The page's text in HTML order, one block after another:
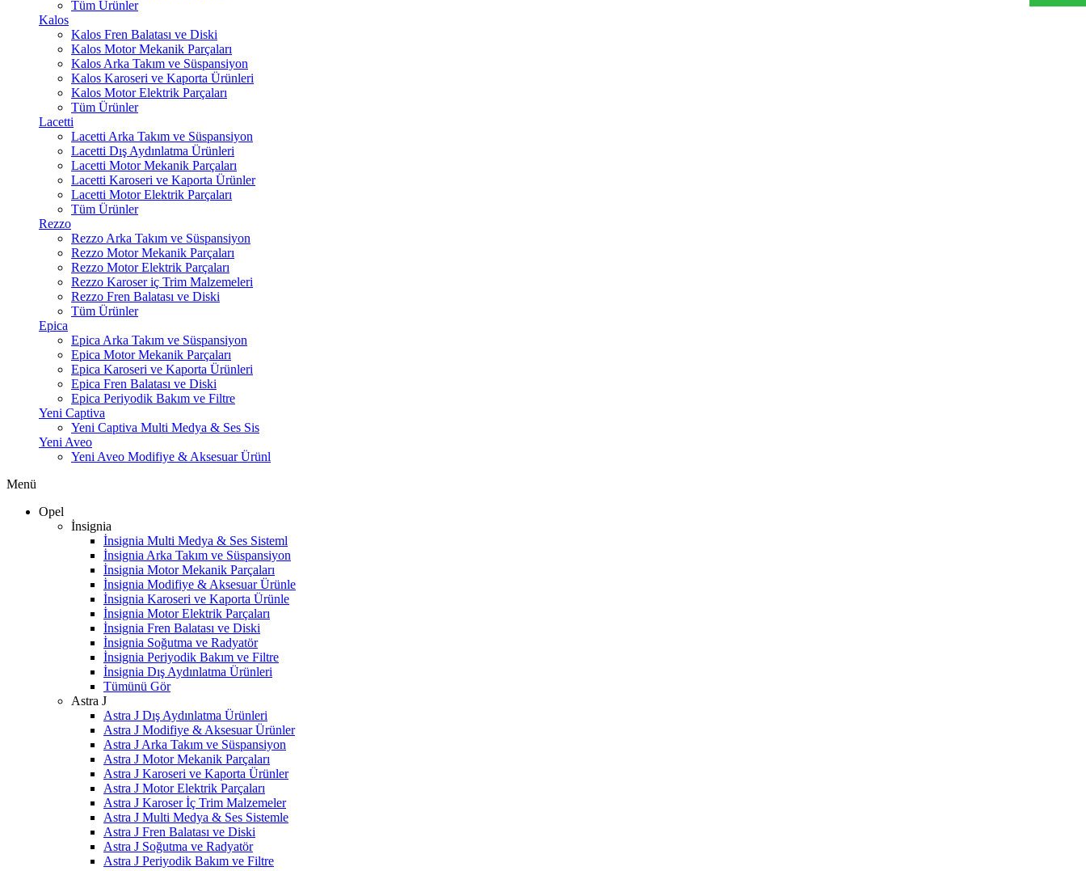
Tüm Ürünler
Kalos
Kalos Fren Balatası ve Diski
Kalos Motor Mekanik Parçaları
Kalos Arka Takım ve Süspansiyon
Kalos Karoseri ve Kaporta Ürünleri
Kalos Motor Elektrik Parçaları
Tüm Ürünler
Lacetti
Lacetti Arka Takım ve Süspansiyon
Lacetti Dış Aydınlatma Ürünleri
Lacetti Motor Mekanik Parçaları
Lacetti Karoseri ve Kaporta Ürünler
Lacetti Motor Elektrik Parçaları
Tüm Ürünler
Rezzo
Rezzo Arka Takım ve Süspansiyon
Rezzo Motor Mekanik Parçaları
Rezzo Motor Elektrik Parçaları
Rezzo Karoser iç Trim Malzemeleri
Rezzo Fren Balatası ve Diski
Tüm Ürünler
Epica
Epica Arka Takım ve Süspansiyon
Epica Motor Mekanik Parçaları
Epica Karoseri ve Kaporta Ürünleri
Epica Fren Balatası ve Diski
Epica Periyodik Bakım ve Filtre
Yeni Captiva
Yeni Captiva Multi Medya & Ses Sis
Yeni Aveo
Yeni Aveo Modifiye & Aksesuar Ürünl
Menü
Opel
İnsignia
İnsignia Multi Medya & Ses Sisteml
İnsignia Arka Takım ve Süspansiyon
İnsignia Motor Mekanik Parçaları
İnsignia Modifiye & Aksesuar Ürünle
İnsignia Karoseri ve Kaporta Ürünle
İnsignia Motor Elektrik Parçaları
İnsignia Fren Balatası ve Diski
İnsignia Soğutma ve Radyatör
İnsignia Periyodik Bakım ve Filtre
İnsignia Dış Aydınlatma Ürünleri
Tümünü Gör
Astra J
Astra J Dış Aydınlatma Ürünleri
Astra J Modifiye & Aksesuar Ürünler
Astra J Arka Takım ve Süspansiyon
Astra J Motor Mekanik Parçaları
Astra J Karoseri ve Kaporta Ürünler
Astra J Motor Elektrik Parçaları
Astra J Karoser İç Trim Malzemeler
Astra J Multi Medya & Ses Sistemle
Astra J Fren Balatası ve Diski
Astra J Soğutma ve Radyatör
Astra J Periyodik Bakım ve Filtre